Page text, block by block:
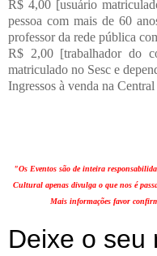
R$ 4,00 [usuário
pessoa com mais de 60
professor da rede pública
R$ 2,00 [trabalhador do
matriculado no Sesc e
Ingressos à venda na
"Os Eventos são de inteira
Cultural apenas divulga o que nos é
Mais informações favor